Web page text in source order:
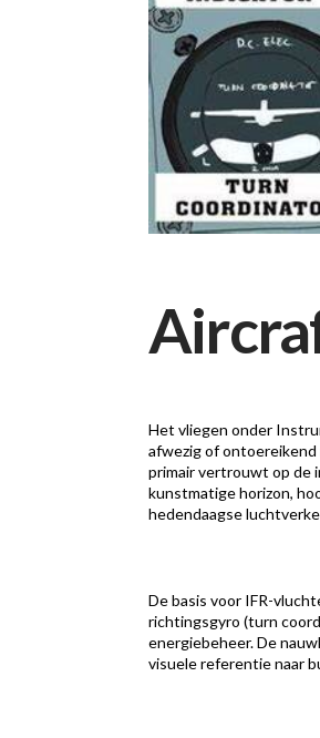
Het vliegen onder
afwezig of ontoereikend
primair vertrouwt op de
kunstmatige horizon,
hedendaagse
De basis voor IFR-
richtingsgyro (turn
energiebeheer. De
visuele referentie naar